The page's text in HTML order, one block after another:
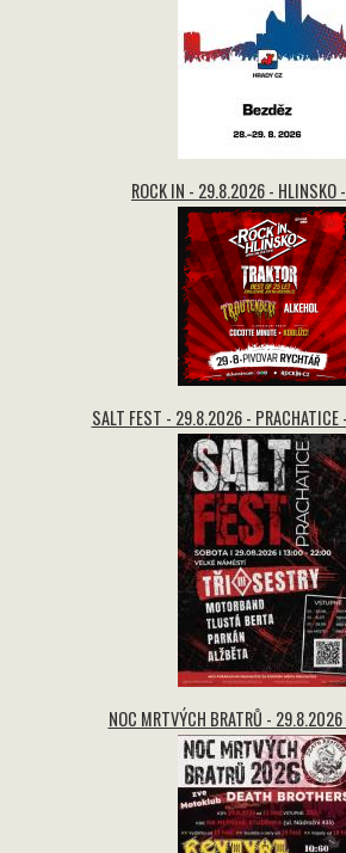
ROCK IN - 29.8.2026 -
SALT FEST - 29.8.2026 -
NOC MRTVÝCH BRATRŮ -